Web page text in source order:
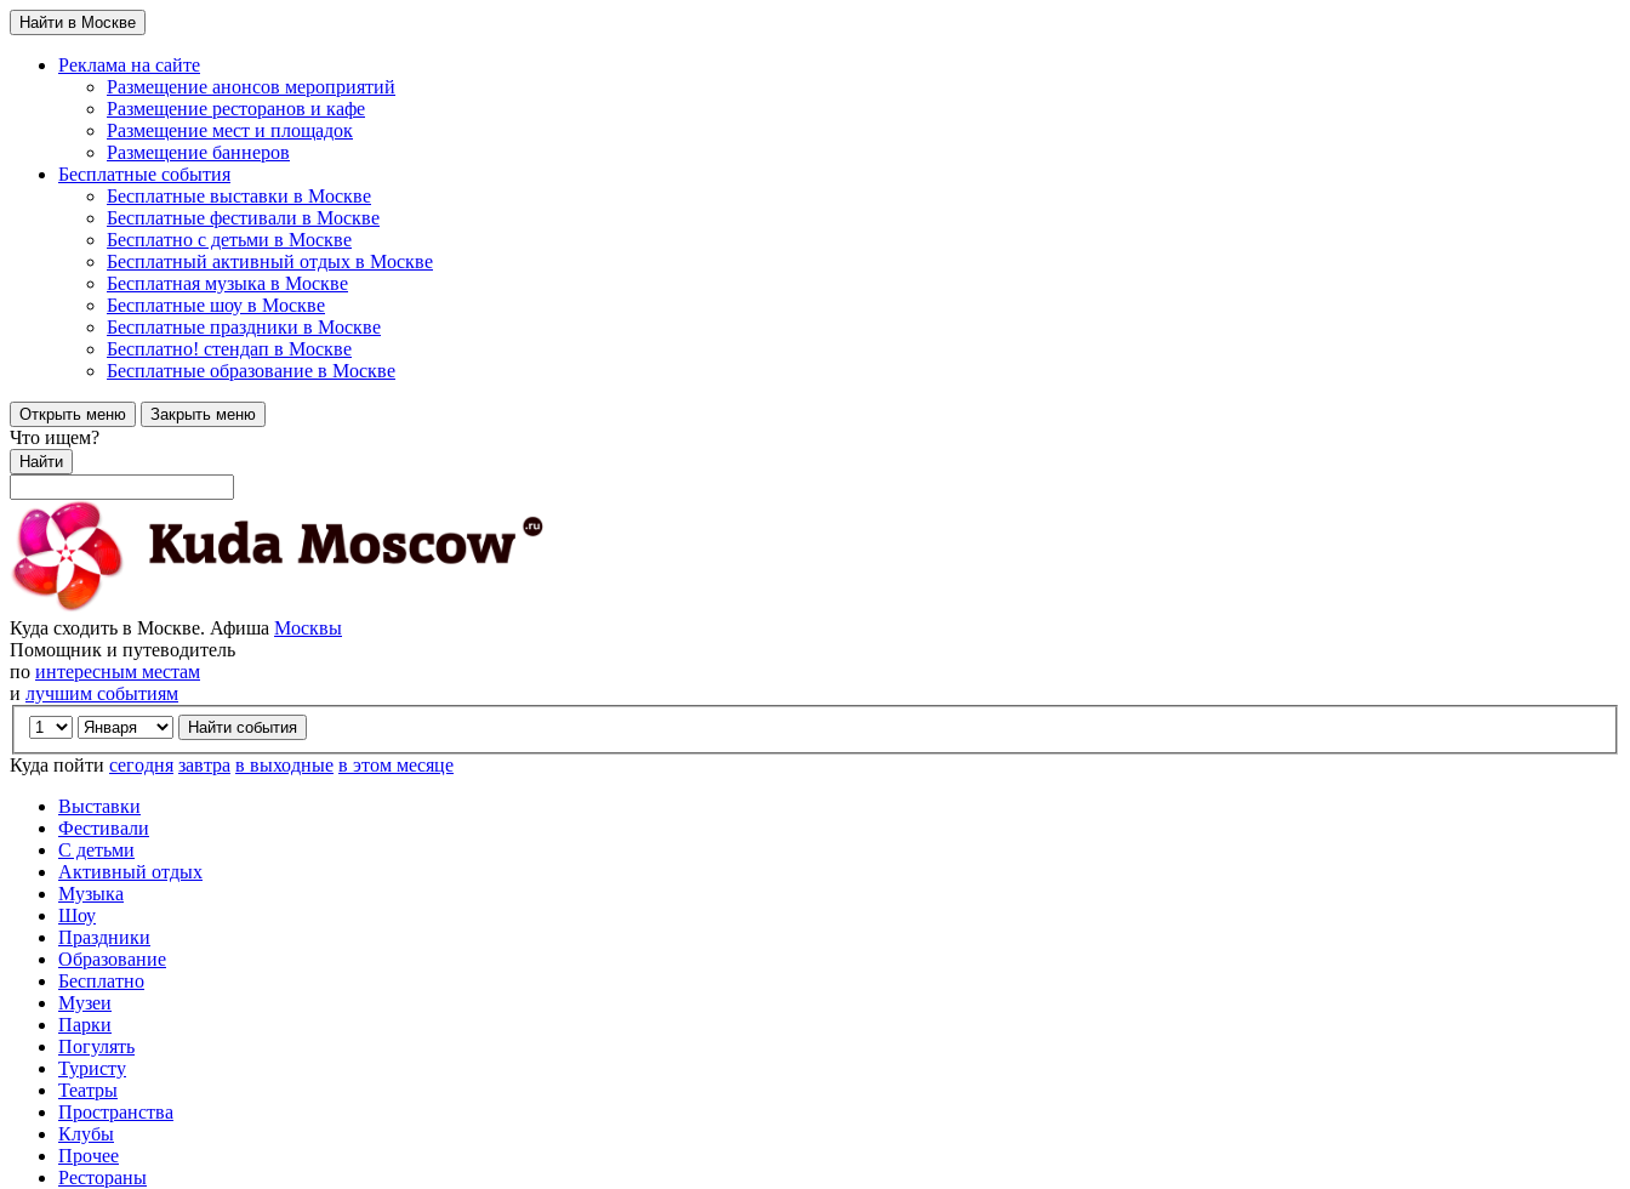
Найти в Москве
Реклама на сайте
Размещение анонсов мероприятий
Размещение ресторанов и кафе
Размещение мест и площадок
Размещение баннеров
Бесплатные события
Бесплатные выставки в Москве
Бесплатные фестивали в Москве
Бесплатно с детьми в Москве
Бесплатный активный отдых в Москве
Бесплатная музыка в Москве
Бесплатные шоу в Москве
Бесплатные праздники в Москве
Бесплатно! стендап в Москве
Бесплатные образование в Москве
Открыть меню Закрыть меню
Что ищем?
Найти
Куда сходить в Москве. Афиша Москвы
Помощник и путеводитель
по интересным местам
и лучшим событиям
Куда пойти сегодня завтра в выходные в этом месяце
Выставки
Фестивали
С детьми
Активный отдых
Музыка
Шоу
Праздники
Образование
Бесплатно
Музеи
Парки
Погулять
Туристу
Театры
Пространства
Клубы
Прочее
Рестораны